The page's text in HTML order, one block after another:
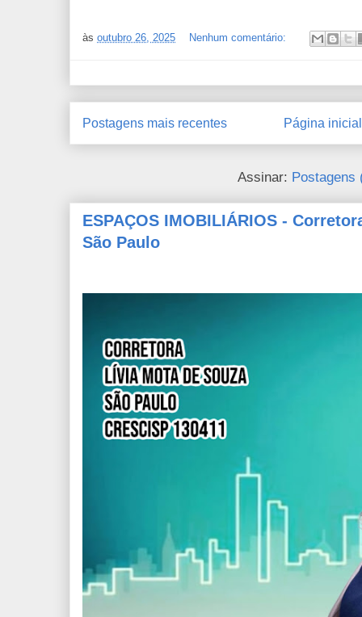
às outubro 26, 2025 Nenhum comentário:
Postagens mais recentes Página inicial
Assinar: Postagens
ESPAÇOS IMOBILIÁRIOS -
São Paulo